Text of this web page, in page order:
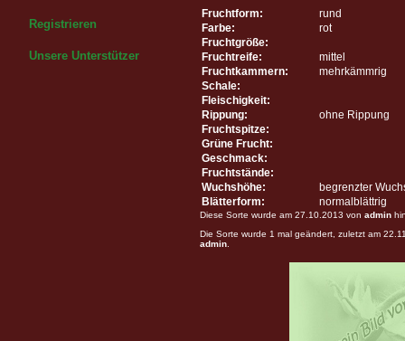
Registrieren
Unsere Unterstützer
Fruchtform:
rund
Farbe:
rot
Fruchtgröße:
Fruchtreife:
mittel
Fruchtkammern:
mehrkämmrig
Schale:
Fleischigkeit:
Rippung:
ohne Rippung
Fruchtspitze:
Grüne Frucht:
Geschmack:
Fruchtstände:
Wuchshöhe:
begrenzter
Blätterform:
normalblättrig
Diese Sorte wurde am 27.10.2013 von admin
Die Sorte wurde 1 mal geändert, zuletzt am
admin